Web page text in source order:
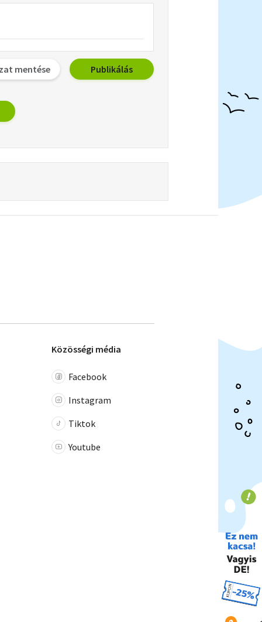
mentése Publikálás
Közösségi média
Facebook
Instagram
Tiktok
Youtube